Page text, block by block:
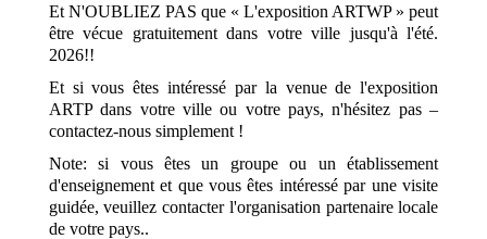
Et N'OUBLIEZ PAS que « L'exposition ARTWP » peut
être vécue gratuitement dans votre ville jusqu'à l'été.
2026!!
Et si vous êtes intéressé par la venue de l'exposition
ARTP dans votre ville ou votre pays, n'hésitez pas –
contactez-nous simplement !
Note: si vous êtes un groupe ou un établissement
d'enseignement et que vous êtes intéressé par une visite
guidée, veuillez contacter l'organisation partenaire locale
de votre pays..